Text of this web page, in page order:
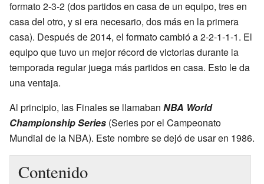
formato 2-3-2 (dos partidos en casa de un equipo, tres en
casa del otro, y si era necesario, dos más en la primera
casa). Después de 2014, el formato cambió a 2-2-1-1-1. El
equipo que tuvo un mejor récord de victorias durante la
temporada regular juega más partidos en casa. Esto le da
una ventaja.
Al principio, las Finales se llamaban NBA World
Championship Series (Series por el Campeonato
Mundial de la NBA). Este nombre se dejó de usar en 1986.
Contenido